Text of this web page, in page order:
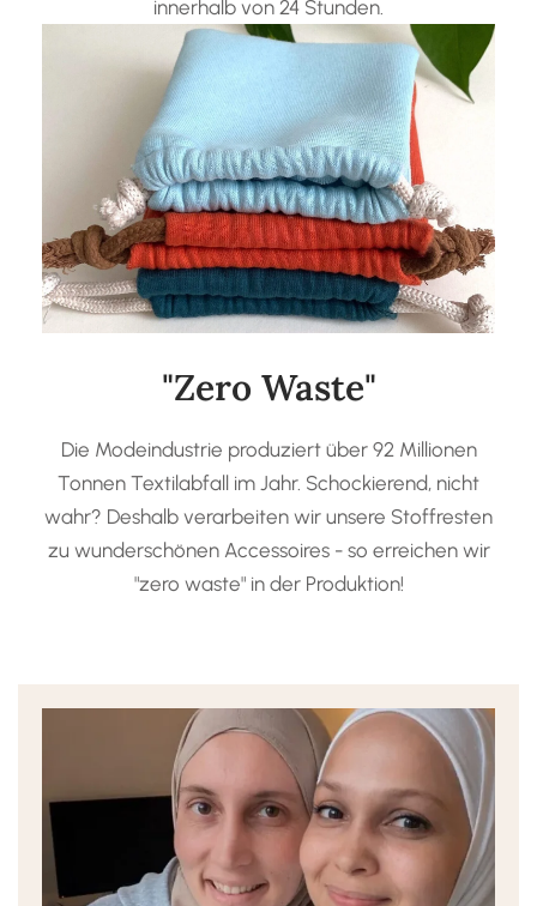
innerhalb von 24 Stunden.
"Zero Waste"
Die Modeindustrie produziert über 92 Millionen
Tonnen Textilabfall im Jahr. Schockierend, nicht
wahr? Deshalb verarbeiten wir unsere Stoffresten
zu wunderschönen Accessoires - so erreichen wir
"zero waste" in der Produktion!